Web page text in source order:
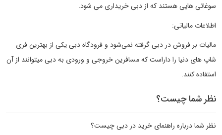
سوغاتی هایی هستند که از دبی خریداری می شود.
اطلاعات مالیاتی:
مالیات بر فروش در دبی گرفته نمی‌شود و فرودگاه دبی یکی از بهترین فری
شاپ های دنیا را داراست که مسافرین خروجی و ورودی به دبی میتوانند از آن
استفاده کنند.
نظر شما چیست؟
نظر شما درباره راهنمای خرید در دبی چیست؟